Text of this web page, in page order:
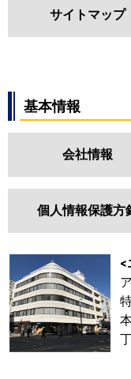
サイトマップ
基本情報
会社情報
個人情報保護方
<